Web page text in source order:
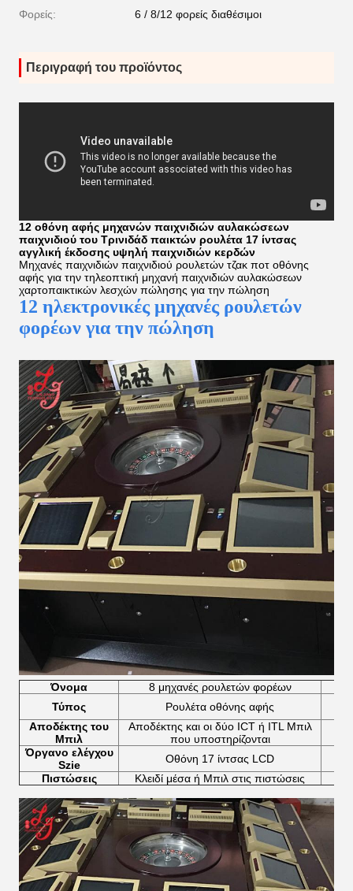
Φορείς: 6 / 8/12 φορείς διαθέσιμοι
Περιγραφή του προϊόντος
12 οθόνη αφής μηχανών παιχνιδιών αυλακώσεων
παιχνιδιού του Τρινιδάδ παικτών ρουλέτα 17 ίντσας
αγγλική έκδοσης υψηλή παιχνιδιών κερδών
Μηχανές παιχνιδιών παιχνιδιού ρουλετών τζακ ποτ οθόνης
αφής για την τηλεοπτική μηχανή παιχνιδιών αυλακώσεων
χαρτοπαικτικών λεσχών πώλησης για την πώληση
12 ηλεκτρονικές μηχανές ρουλετών
φορέων για την πώληση
Όνομα 8 μηχανές ρουλετών φορέων
Τύπος
Ρουλέτα οθόνης αφής
Αποδέκτης του
Μπιλ
Αποδέκτης και οι δύο ICT ή ITL Μπιλ
που υποστηρίζονται
Όργανο ελέγχου
Szie
Οθόνη 17 ίντσας LCD
Πιστώσεις
Κλειδί μέσα ή Μπιλ στις πιστώσεις